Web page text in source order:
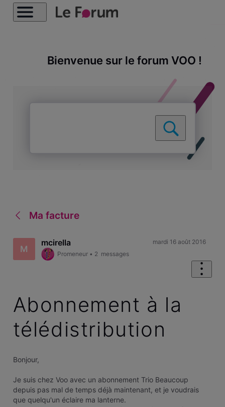
Bienvenue sur le forum VOO !
Ma facture
M
mcirella
Promeneur • 2 messages
mardi 16 août 2016
Abonnement à la
télédistribution
Bonjour,
Je suis chez Voo avec un abonnement Trio Beaucoup
depuis pas mal de temps déjà maintenant, et je voudrais
que quelqu'un éclaire ma lanterne.